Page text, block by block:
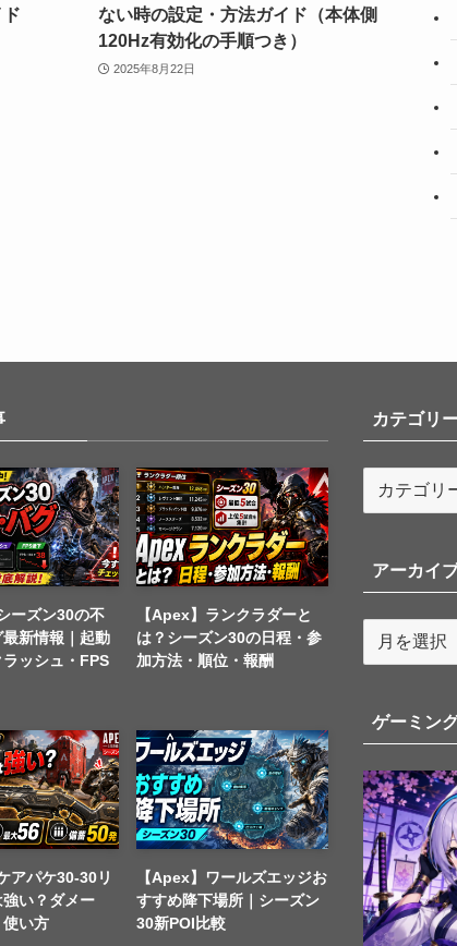
ない時の設定・方法ガイド（本体側
120Hz有効化の手順つき）
2025年8月22日
ーズン30の不
新情報｜起動
ラッシュ・FPS
【Apex】ランクラダーと
は？シーズン30の日程・参
加方法・順位・報酬
アパケ30-30リ
強い？ダメー
使い方
【Apex】ワールズエッジお
すすめ降下場所｜シーズン
30新POI比較
カテゴリ
リ
ー
アーカイ
イ
ブ
ゲーミン